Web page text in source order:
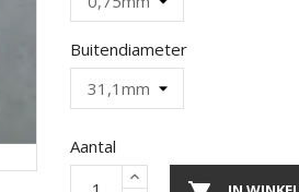
Buitendiameter
Aantal